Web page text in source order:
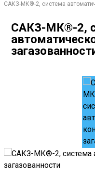
САКЗ-МК®-2, система
САКЗ-МК®-2,